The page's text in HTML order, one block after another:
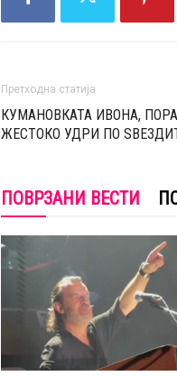
Претходна статија
КУМАНОВКАТА ИВОНА,
ЖЕСТОКО УДРИ ПО
ПОВРЗАНИ ВЕСТИ